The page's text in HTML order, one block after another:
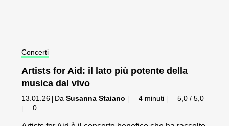
Concerti
Artists for Aid: il lato più potente della
musica dal vivo
13.01.26 | DaSusanna Staiano | 4 minuti | 5,0 / 5,0
| 0